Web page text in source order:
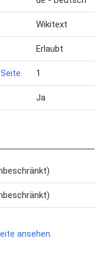
Wikitext
Erlaubt
1
Ja
ansehen.